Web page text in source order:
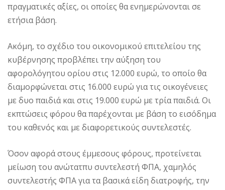
πραγματικές αξίες, οι οποίες θα ενημερώνονται σε
ετήσια βάση.
Ακόμη, το σχέδιο του οικονομικού επιτελείου της
κυβέρνησης προβλέπει την αύξηση του
αφορολόγητου ορίου στις 12.000 ευρώ, το οποίο θα
διαμορφώνεται στις 16.000 ευρώ για τις οικογένειες
με δυο παιδιά και στις 19.000 ευρώ με τρία παιδιά. Οι
εκπτώσεις φόρου θα παρέχονται με βάση το εισόδημα
του καθενός και με διαφορετικούς συντελεστές.
Όσον αφορά στους έμμεσους φόρους, προτείνεται
μείωση του ανώτατπυ συντελεστή ΦΠΑ, χαμηλός
συντελεστής ΦΠΑ για τα βασικά είδη διατροφής, την